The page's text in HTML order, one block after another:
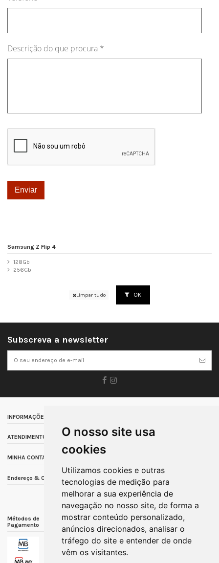
O nosso site usa
cookies
Utilizamos cookies e outras
tecnologias de medição para
melhorar a sua experiência de
navegação no nosso site, de forma a
mostrar conteúdo personalizado,
anúncios direcionados, analisar o
tráfego do site e entender de onde
vêm os visitantes.
Samsung Z Flip 4
128Gb
256Gb
Limpar tudo OK
Subscreva a newsletter
INFORMAÇÕES
ATENDIMENTO AO CLIENTE
MINHA CONTA
Endereço & Contacto
Métodos de
Pagamento
Métodos de Envio Outras Informações